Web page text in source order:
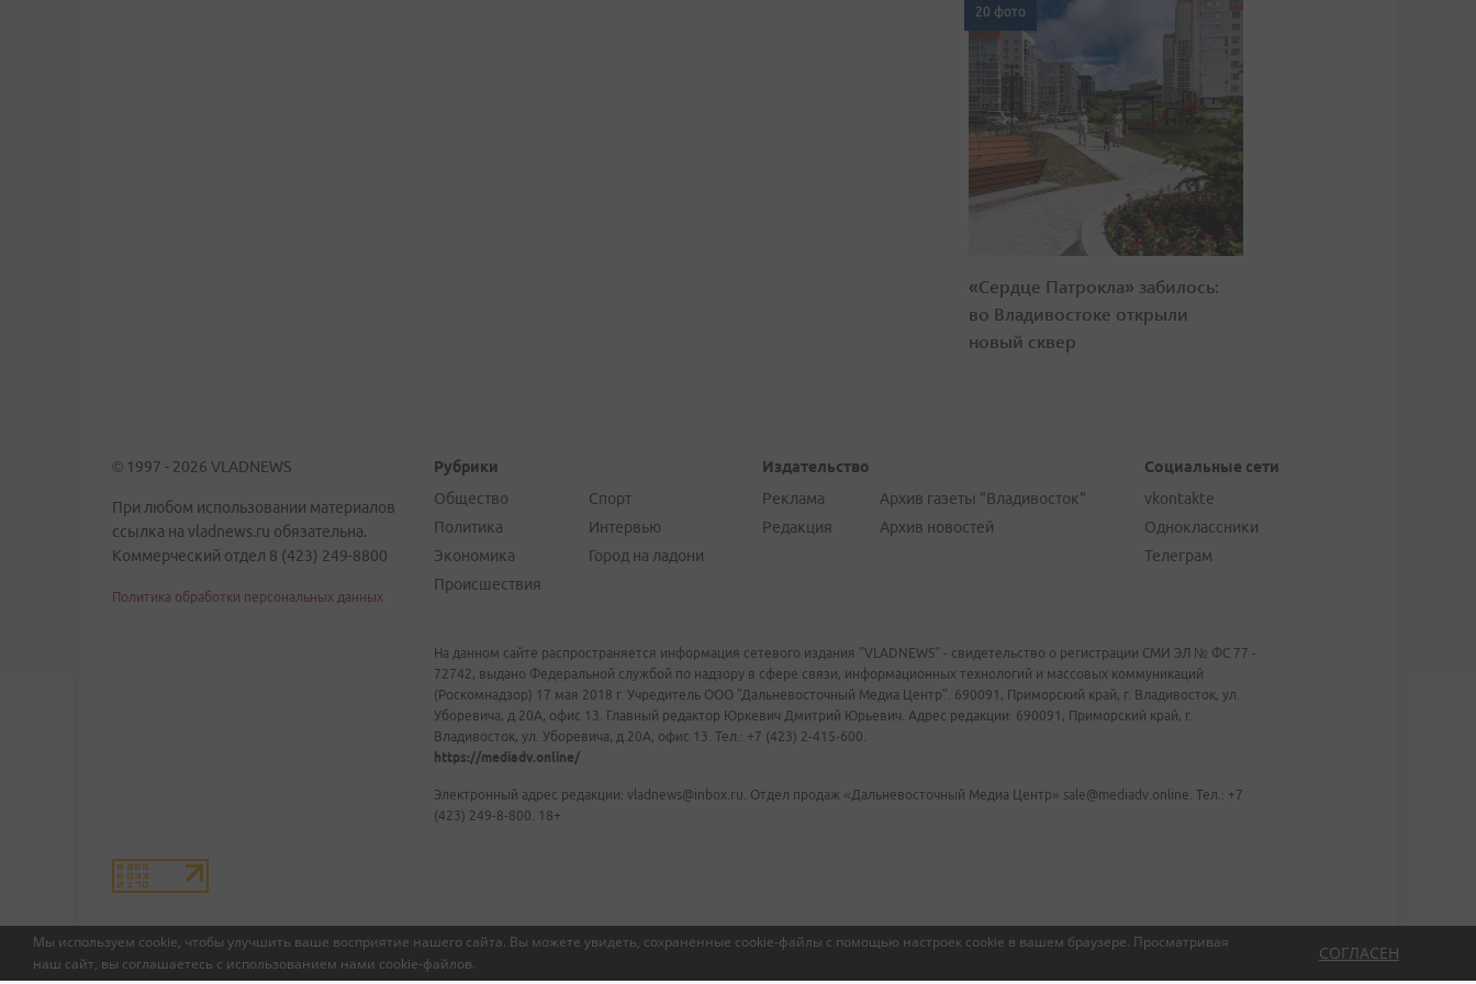
Мы используем cookie, чтобы улучшить ваше восприятие нашего сайта. Вы можете увидеть, сохраненные cookie-файлы с помощью настроек cookie в вашем браузере. Просматривая
наш сайт, вы соглашаетесь с использованием нами cookie-файлов.
СОГЛАСЕН
20 фото
«Сердце Патрокла» забилось:
во Владивостоке открыли
новый сквер
© 1997 - 2026 VLADNEWS
При любом использовании материалов
ссылка на vladnews.ru обязательна.
Коммерческий отдел 8 (423) 249-8800
Политика обработки персональных данных
Рубрики
Общество
Политика
Экономика
Происшествия
Спорт
Интервью
Город на ладони
Издательство
Реклама
Редакция
Архив газеты "Владивосток"
Архив новостей
Социальные сети
vkontakte
Одноклассники
Телеграм
На данном сайте распространяется информация сетевого издания "VLADNEWS" - свидетельство о регистрации СМИ ЭЛ № ФС 77 -
72742, выдано Федеральной службой по надзору в сфере связи, информационных технологий и массовых коммуникаций
(Роскомнадзор) 17 мая 2018 г. Учредитель ООО "Дальневосточный Медиа Центр". 690091, Приморский край, г. Владивосток, ул.
Уборевича, д.20А, офис 13. Главный редактор Юркевич Дмитрий Юрьевич. Адрес редакции: 690091, Приморский край, г.
Владивосток, ул. Уборевича, д.20А, офис 13. Тел.: +7 (423) 2-415-600.
https://mediadv.online/
Электронный адрес редакции: vladnews@inbox.ru. Отдел продаж «Дальневосточный Медиа Центр» sale@mediadv.online. Тел.: +7
(423) 249-8-800. 18+